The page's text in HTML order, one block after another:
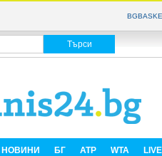
НОВИНИ БГ ATP WTA